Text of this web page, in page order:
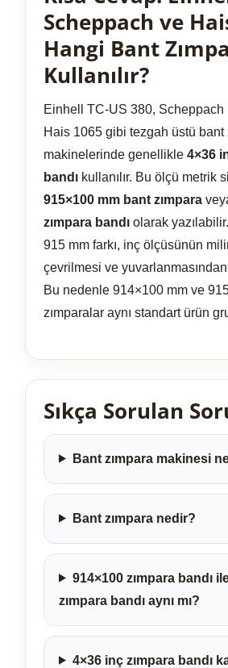
Scheppach ve
Hangi Bant
Kullanılır?
Einhell TC-US 380, Scheppach
Hais 1065 gibi tezgah üstü bant
makinelerinde genellikle 4×36
bandı kullanılır. Bu ölçü metrik
915×100 mm bant zımpara
zımpara bandı olarak
915 mm farkı, inç ölçüsünün
çevrilmesi ve yuvarlanmasından
Bu nedenle 914×100 mm ve
zımparalar aynı standart ürün
Sıkça Sorulan
Bant zımpara makinesi
Bant zımpara nedir?
914×100 zımpara bandı
zımpara bandı aynı mı?
4×36 inç zımpara bandı